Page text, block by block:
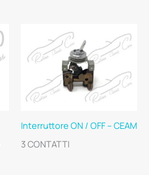
Interruttore ON / OFF – CEAM
3 CONTATTI